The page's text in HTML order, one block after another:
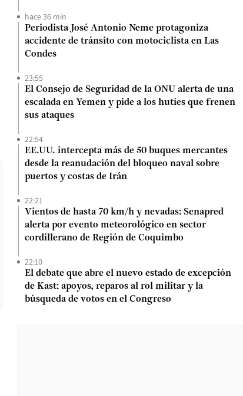
hace 36 min
Periodista José Antonio Neme protagoniza
accidente de tránsito con motociclista en Las
Condes
23:55
El Consejo de Seguridad de la ONU alerta de una
escalada en Yemen y pide a los hutíes que frenen
sus ataques
22:54
EE.UU. intercepta más de 50 buques mercantes
desde la reanudación del bloqueo naval sobre
puertos y costas de Irán
22:21
Vientos de hasta 70 km/h y nevadas: Senapred
alerta por evento meteorológico en sector
cordillerano de Región de Coquimbo
22:10
El debate que abre el nuevo estado de excepción
de Kast: apoyos, reparos al rol militar y la
búsqueda de votos en el Congreso